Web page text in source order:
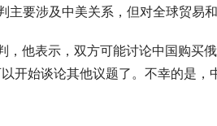
主要涉及中美关系，但对全球贸易
他表示，双方可能讨论中国购买
开始谈论其他议题了。不幸的是